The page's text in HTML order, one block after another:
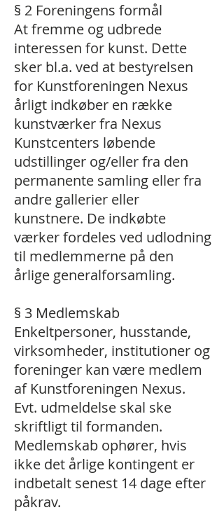
§ 2 Foreningens formål
At fremme og udbrede
interessen for kunst. Dette
sker bl.a. ved at bestyrelsen
for Kunstforeningen Nexus
årligt indkøber en række
kunstværker fra Nexus
Kunstcenters løbende
udstillinger og/eller fra den
permanente samling eller fra
andre gallerier eller
kunstnere. De indkøbte
værker fordeles ved udlodning
til medlemmerne på den
årlige generalforsamling.
§ 3 Medlemskab
Enkeltpersoner, husstande,
virksomheder, institutioner og
foreninger kan være medlem
af Kunstforeningen Nexus.
Evt. udmeldelse skal ske
skriftligt til formanden.
Medlemskab ophører, hvis
ikke det årlige kontingent er
indbetalt senest 14 dage efter
påkrav.